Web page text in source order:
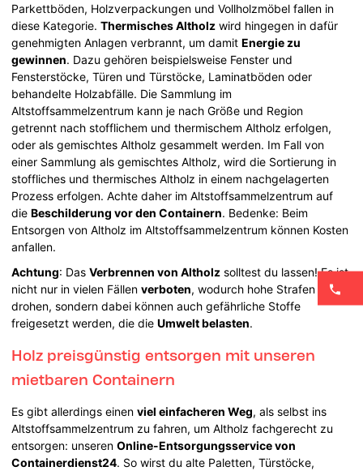
Parkettböden, Holzverpackungen und Vollholzmöbel fallen in
diese Kategorie.Thermisches Altholz wird hingegen in dafür
genehmigten Anlagen verbrannt, um damitEnergie zu
gewinnen. Dazu gehören beispielsweise Fenster und
Fensterstöcke, Türen und Türstöcke, Laminatböden oder
behandelte Holzabfälle. Die Sammlung im
Altstoffsammelzentrum kann je nach Größe und Region
getrennt nach stofflichem und thermischem Altholz erfolgen,
oder als gemischtes Altholz gesammelt werden. Im Fall von
einer Sammlung als gemischtes Altholz, wird die Sortierung in
stoffliches und thermisches Altholz in einem nachgelagerten
Prozess erfolgen. Achte daher im Altstoffsammelzentrum auf
dieBeschilderung vor den Containern. Bedenke: Beim
Entsorgen von Altholz im Altstoffsammelzentrum können Kosten
anfallen.
Achtung: DasVerbrennen von Altholz solltest du lassen! Es ist
nicht nur in vielen Fällenverboten, wodurch hohe Strafen
drohen, sondern dabei können auch gefährliche Stoffe
freigesetzt werden, die dieUmwelt belasten.
Holz preisgünstig entsorgen mit unseren
mietbaren Containern
Es gibt allerdings einenviel einfacheren Weg, als selbst ins
Altstoffsammelzentrum zu fahren, um Altholz fachgerecht zu
entsorgen: unserenOnline-Entsorgungsservice von
Containerdienst24. So wirst du alte Paletten, Türstöcke,